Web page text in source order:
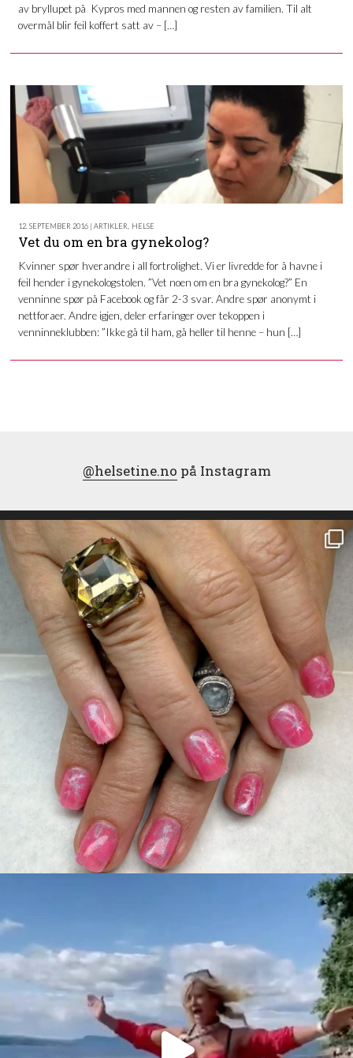
av bryllupet på Kypros med mannen og resten av familien. Til alt
overmål blir feil koffert satt av – […]
12. SEPTEMBER 2016 | ARTIKLER, HELSE
Vet du om en bra gynekolog?
Kvinner spør hverandre i all fortrolighet. Vi er livredde for å havne i
feil hender i gynekologstolen. ”Vet noen om en bra gynekolog?” En
venninne spør på Facebook og får 2-3 svar. Andre spør anonymt i
nettforaer. Andre igjen, deler erfaringer over tekoppen i
venninneklubben: ”Ikke gå til ham, gå heller til henne – hun […]
@helsetine.no på Instagram